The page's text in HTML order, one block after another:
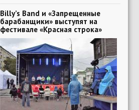
Billy’s Band и «Запрещенные
барабанщики» выступят на
фестивале «Красная строка»